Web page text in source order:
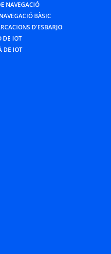
NAVEGACIÓ
BÀSIC
D'ESBARJO
DE IOT
DE IOT